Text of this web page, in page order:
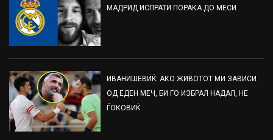
МАДРИД ИСПРАТИ ПОРАКА ДО МЕСИ
ИВАНИШЕВИЌ: АКО ЖИВОТОТ МИ ЗАВИСИ
ОД ЕДЕН МЕЧ, БИ ГО ИЗБРАЛ НАДАЛ, НЕ
ЃОКОВИЌ